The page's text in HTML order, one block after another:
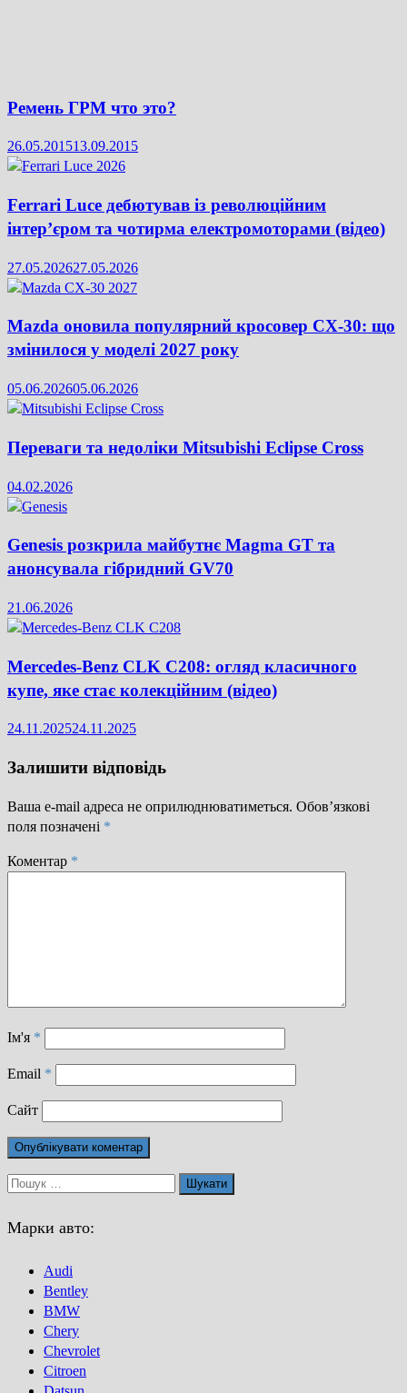
Ремень ГРМ что это?
26.05.201513.09.2015
Ferrari Luce дебютував із революційним
інтер’єром та чотирма електромоторами (відео)
27.05.202627.05.2026
Mazda оновила популярний кросовер CX-30: що
змінилося у моделі 2027 року
05.06.202605.06.2026
Переваги та недоліки Mitsubishi Eclipse Cross
04.02.2026
Genesis розкрила майбутнє Magma GT та
анонсувала гібридний GV70
21.06.2026
Mercedes-Benz CLK C208: огляд класичного
купе, яке стає колекційним (відео)
24.11.202524.11.2025
Залишити відповідь
Ваша e-mail адреса не оприлюднюватиметься. Обов’язкові
поля позначені *
Коментар *
Ім'я *
Email *
Сайт
Пошук:
Марки авто:
Audi
Bentley
BMW
Chery
Chevrolet
Citroen